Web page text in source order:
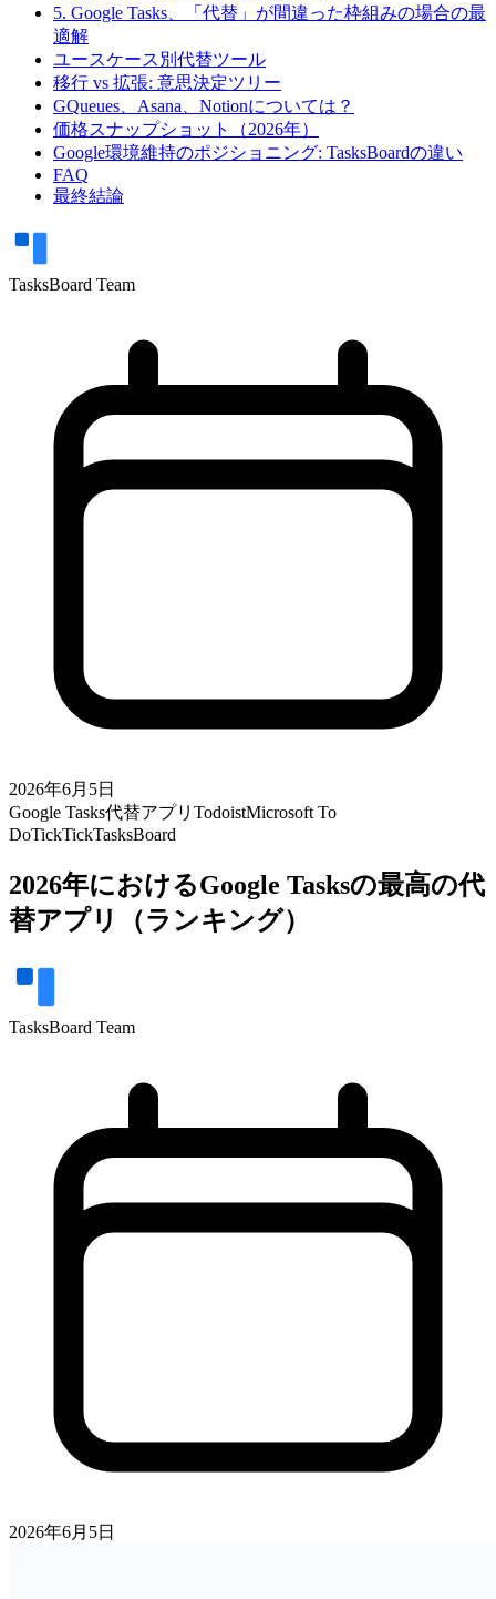
5. Google Tasks、「代替」が間違った枠組みの場合の最
適解
ユースケース別代替ツール
移行 vs 拡張: 意思決定ツリー
GQueues、Asana、Notionについては？
価格スナップショット（2026年）
Google環境維持のポジショニング: TasksBoardの違い
FAQ
最終結論
TasksBoard Team
2026年6月5日
Google Tasks代替アプリ TodoistMicrosoft To
DoTickTickTasksBoard
2026年におけるGoogle Tasksの最高の代
替アプリ（ランキング）
TasksBoard Team
2026年6月5日